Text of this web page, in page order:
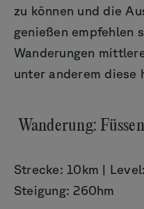
zu können und die
genießen empfehlen
Wanderungen
unter anderem diese
Wanderung:
Strecke: 10km |
Steigung: 260hm